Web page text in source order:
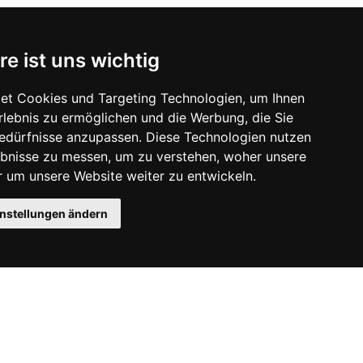
ist uns wichtig
Cookies und Targeting Technologien, um Ihnen
zu ermöglichen und die Werbung, die Sie
anzupassen. Diese Technologien nutzen
zu messen, um zu verstehen, woher unsere
um unsere Website weiter zu entwickeln.
ändern